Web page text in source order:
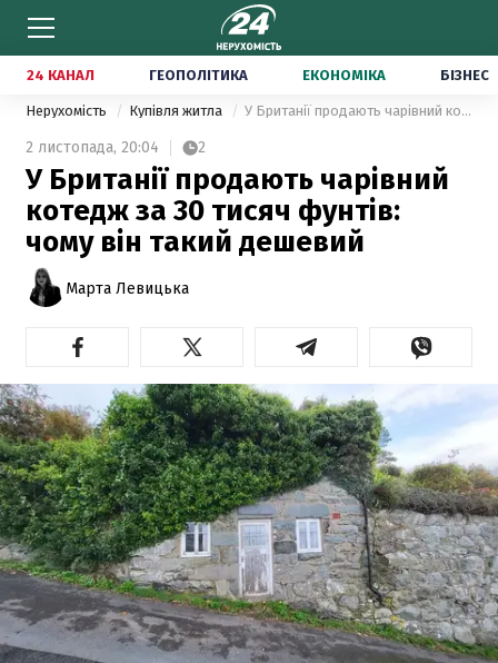
24 КАНАЛ ГЕОПОЛІТИКА ЕКОНОМІКА БІЗНЕС
Нерухомість Купівля житла У Британії продають чарівний котедж за 30 тисяч фунтів: чому він такий дешевий
2 листопада, 20:04 2
У Британії продають чарівний
котедж за 30 тисяч фунтів:
чому він такий дешевий
Марта Левицька